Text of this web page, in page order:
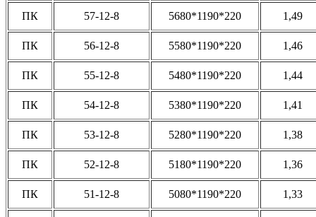
ПК 57-12-8 5680*1190*220 1,49
ПК 56-12-8 5580*1190*220 1,46
ПК 55-12-8 5480*1190*220 1,44
ПК 54-12-8 5380*1190*220 1,41
ПК 53-12-8 5280*1190*220 1,38
ПК 52-12-8 5180*1190*220 1,36
ПК 51-12-8 5080*1190*220 1,33